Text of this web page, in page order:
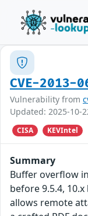
CVE-2013-
Vulnerability from
Updated: 2025-10-
CISA KEVIntel
Summary
Buffer overflow
before 9.5.4,
allows remote